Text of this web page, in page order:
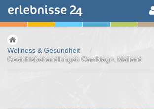
Wellness & Gesundheit
/
Gesichtsbehandlungeb Cambiago, Mailand